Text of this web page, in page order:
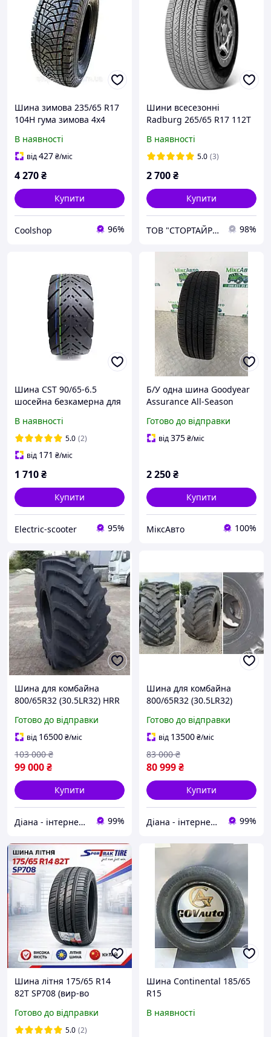
Шина зимова 235/65 R17
104H гума зимова 4x4
Poland
В наявності
від427₴/міс
4 270₴
Купити
Coolshop 96%
Шини всесезонні
Radburg 265/65 R17 112T
В наявності
5.0 (3)
2 700₴
Купити
ТОВ "СТОРТАЙРЕС" 98%
Шина CST 90/65-6.5
шосейна безкамерна для
В наявності
5.0 (2)
від 171 ₴/міс
1 710₴
Купити
Electric-scooter 95%
Б/У одна шина Goodyear
Assurance All-Season
Готово до відправки
від375₴/міс
2 250₴
Купити
МіксАвто 100%
Шина для комбайна
800/65R32 (30.5LR32) HRR
Ascenso
Готово до відправки
від 16500₴/міс
99 000₴
103 000 ₴
Купити
Діана - інтернет магазин шин для с/г техніки та мототранспорту 99%
Шина для комбайна
800/65R32 (30.5LR32)
Готово до відправки
від 13500₴/міс
80 999₴
83 000 ₴
Купити
Діана - інтернет магазин шин для с/г техніки та мототранспорту 99%
Шина літня 175/65 R14
82Т SP708 (вир-во
Готово до відправки
5.0 (2)
Шина Continental 185/65
R15
В наявності